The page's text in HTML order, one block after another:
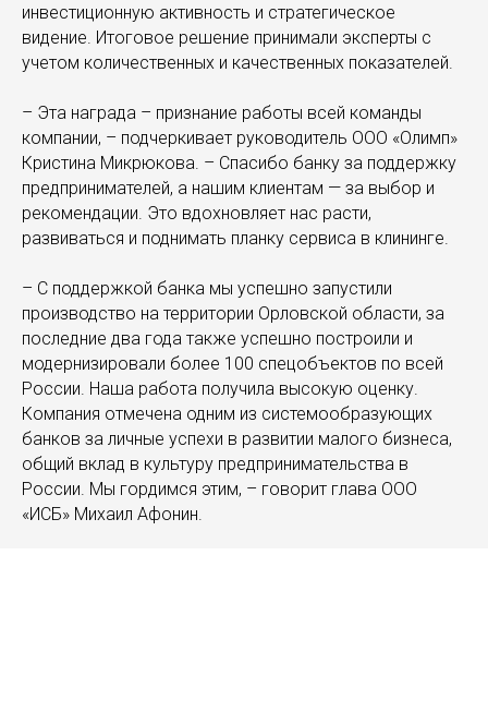
инвестиционную активность и стратегическое
видение. Итоговое решение принимали эксперты с
учетом количественных и качественных показателей.
– Эта награда – признание работы всей команды
компании, – подчеркивает руководитель ООО «Олимп»
Кристина Микрюкова. – Спасибо банку за поддержку
предпринимателей, а нашим клиентам — за выбор и
рекомендации. Это вдохновляет нас расти,
развиваться и поднимать планку сервиса в клининге.
– С поддержкой банка мы успешно запустили
производство на территории Орловской области, за
последние два года также успешно построили и
модернизировали более 100 спецобъектов по всей
России. Наша работа получила высокую оценку.
Компания отмечена одним из системообразующих
банков за личные успехи в развитии малого бизнеса,
общий вклад в культуру предпринимательства в
России. Мы гордимся этим, – говорит глава ООО
«ИСБ» Михаил Афонин.